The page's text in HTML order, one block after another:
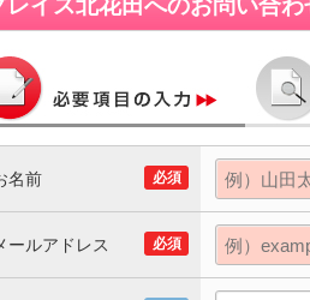
レイス北花田へのお問い合わ
必須
名前
必須
ールアドレス